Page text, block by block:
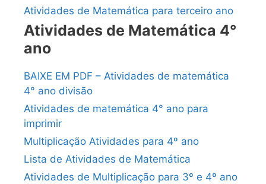
Atividades de Matemática para terceiro ano
Atividades de Matemática 4°
ano
BAIXE EM PDF – Atividades de matemática
4° ano divisão
Atividades de matemática 4° ano para
imprimir
Multiplicação Atividades para 4º ano
Lista de Atividades de Matemática
Atividades de Multiplicação para 3º e 4º ano